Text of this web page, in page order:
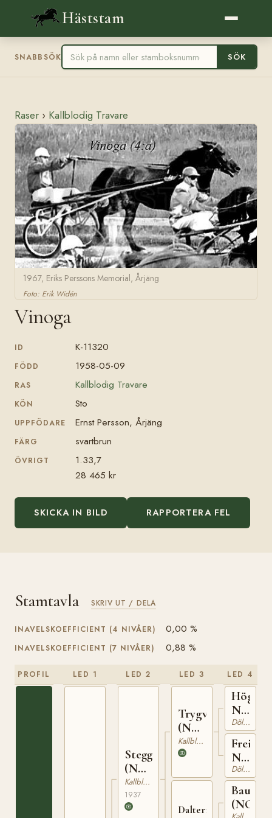
Häststam
SNABBSÖK SÖK
Raser › Kallblodig Travare
1967, Eriks Perssons Memorial, Årjäng
Foto: Erik Widén
Vinoga
ID K-11320
FÖDD 1958-05-09
RAS Kallblodig Travare
KÖN Sto
UPPFÖDARE Ernst Persson, Årjäng
FÄRG svartbrun
ÖVRIGT
1.33,7
28 465 kr
SKICKA IN BILD RAPPORTERA FEL
Stamtavla SKRIV UT / DELA
INAVELSKOEFFICIENT (4 NIVÅER) 0,00 %
INAVELSKOEFFICIENT (7 NIVÅER) 0,88 %
PROFIL LED 1 LED 2
Stegg
(NO)
T-169
Kallblodig Travare
1937
LED 3
Trygve
(NO)
T-66
Kallblodig Travare
Dalterna
LED 4
Högnar
N
1208
Dölehäst
Freia
N
5446
Dölehäst
Baus
(NO)